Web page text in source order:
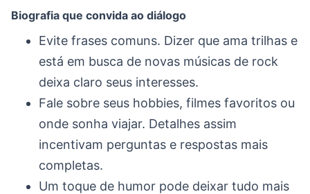
Biografia que convida ao diálogo
Evite frases comuns. Dizer que ama trilhas e
está em busca de novas músicas de rock
deixa claro seus interesses.
Fale sobre seus hobbies, filmes favoritos ou
onde sonha viajar. Detalhes assim
incentivam perguntas e respostas mais
completas.
Um toque de humor pode deixar tudo mais